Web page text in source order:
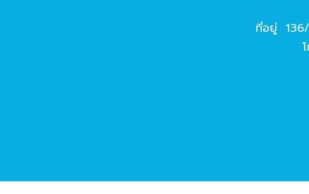
ที่อยู่ 136/